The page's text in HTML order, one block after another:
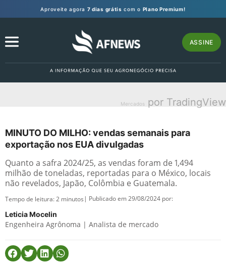
Aproveite agora 7 dias grátis com o Plano Premium!
ASSINE
Mercados por TradingView
MINUTO DO MILHO: vendas semanais para
exportação nos EUA divulgadas
Quanto a safra 2024/25, as vendas foram de 1,494
milhão de toneladas, reportadas para o México, locais
não revelados, Japão, Colômbia e Guatemala.
Tempo de leitura:2 minutos | Publicado em 29/08/2024 por:
Leticia Mocelin
Engenheira Agrônoma | Analista de mercado